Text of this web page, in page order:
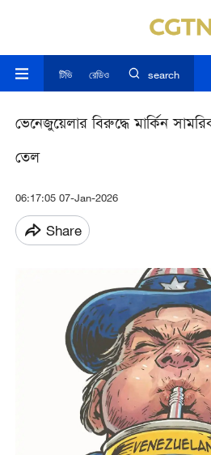
টিভি রেডিও search
ভেনেজুয়েলার বিরুদ্ধে মার্কিন
তেল
06:17:05 07-Jan-2026
Share